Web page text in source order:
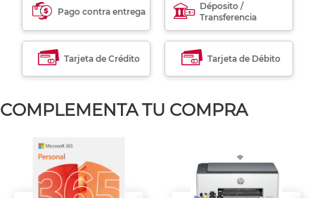
Pago contra entrega
Déposito /
Transferencia
Tarjeta de Crédito Tarjeta de Débito
COMPLEMENTA TU COMPRA